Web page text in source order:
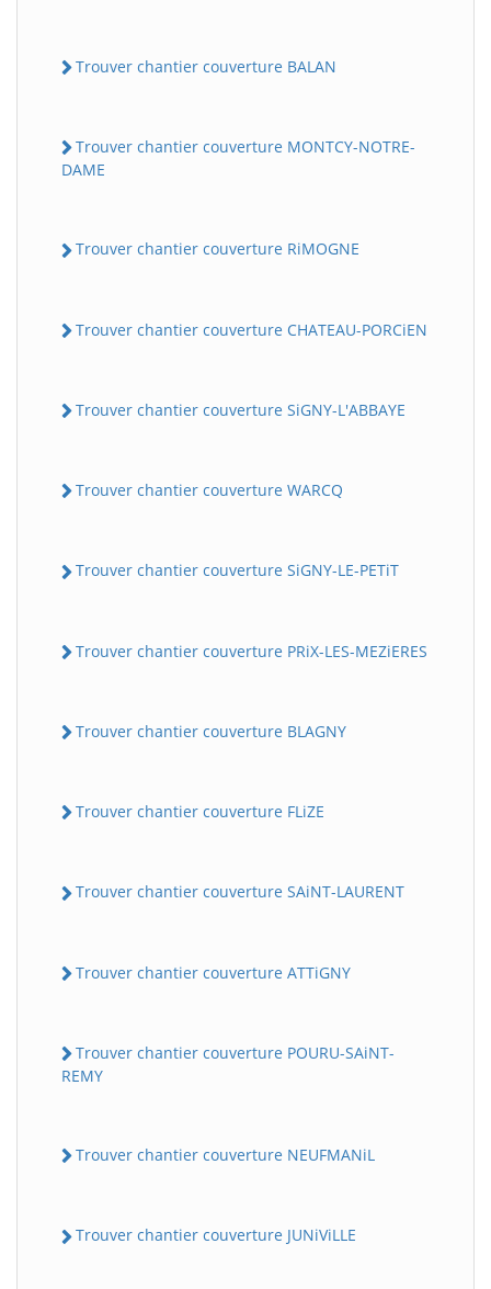
Trouver chantier couverture BALAN
Trouver chantier couverture MONTCY-NOTRE-
DAME
Trouver chantier couverture RiMOGNE
Trouver chantier couverture CHATEAU-PORCiEN
Trouver chantier couverture SiGNY-L'ABBAYE
Trouver chantier couverture WARCQ
Trouver chantier couverture SiGNY-LE-PETiT
Trouver chantier couverture PRiX-LES-MEZiERES
Trouver chantier couverture BLAGNY
Trouver chantier couverture FLiZE
Trouver chantier couverture SAiNT-LAURENT
Trouver chantier couverture ATTiGNY
Trouver chantier couverture POURU-SAiNT-
REMY
Trouver chantier couverture NEUFMANiL
Trouver chantier couverture JUNiViLLE